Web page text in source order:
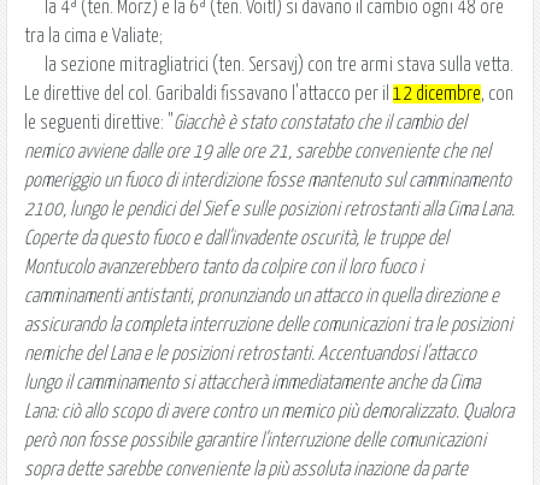
la 4ª (ten. Morz) e la 6ª (ten. Voitl) si davano il cambio ogni 48 ore
tra la cima e Valiate;
la sezione mitragliatrici (ten. Sersavj) con tre armi stava sulla vetta.
Le direttive del col. Garibaldi fissavano l'attacco per il 12 dicembre, con
le seguenti direttive: "Giacchè è stato constatato che il cambio del
nemico avviene dalle ore 19 alle ore 21, sarebbe conveniente che nel
pomeriggio un fuoco di interdizione fosse mantenuto sul camminamento
2100, lungo le pendici del Sief e sulle posizioni retrostanti alla Cima Lana.
Coperte da questo fuoco e dall'invadente oscurità, le truppe del
Montucolo avanzerebbero tanto da colpire con il loro fuoco i
camminamenti antistanti, pronunziando un attacco in quella direzione e
assicurando la completa interruzione delle comunicazioni tra le posizioni
nemiche del Lana e le posizioni retrostanti. Accentuandosi l'attacco
lungo il camminamento si attaccherà immediatamente anche da Cima
Lana: ciò allo scopo di avere contro un memico più demoralizzato. Qualora
però non fosse possibile garantire l'interruzione delle comunicazioni
sopra dette sarebbe conveniente la più assoluta inazione da parte